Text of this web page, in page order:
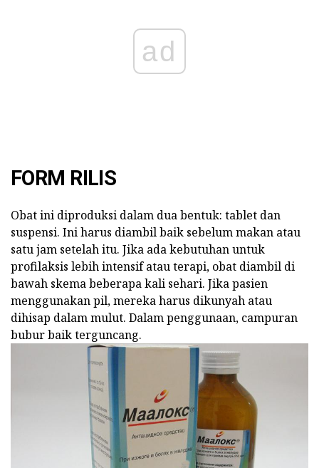
ad
FORM RILIS
Obat ini diproduksi dalam dua bentuk: tablet dan
suspensi. Ini harus diambil baik sebelum makan atau
satu jam setelah itu. Jika ada kebutuhan untuk
profilaksis lebih intensif atau terapi, obat diambil di
bawah skema beberapa kali sehari. Jika pasien
menggunakan pil, mereka harus dikunyah atau
dihisap dalam mulut. Dalam penggunaan, campuran
bubur baik terguncang.